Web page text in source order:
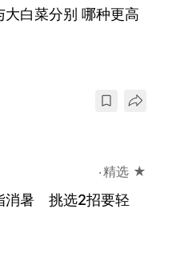
白菜分别 哪种更高
精选 ★
消暑 挑选2招要轻